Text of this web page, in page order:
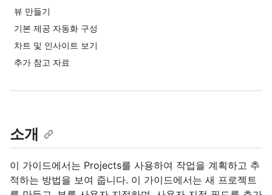
뷰 만들기
기본 제공 자동화 구성
차트 및 인사이트 보기
추가 참고 자료
소개
이 가이드에서는 Projects를 사용하여 작업을 계획하고 추
적하는 방법을 보여 줍니다. 이 가이드에서는 새 프로젝트